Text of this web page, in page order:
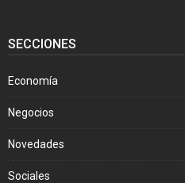
SECCIONES
Economía
Negocios
Novedades
Sociales